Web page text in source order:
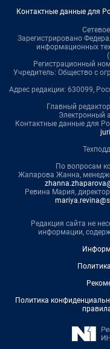
Контактные данные для
Зарегистрировано
информационных
Регистрационный
Учредитель: Общество с
Адрес редакции: 630099,
Главный
Электронный
Контактные данные для
По вопросам
Жапарова Жанна,
Ревина Мария,
Редакция сайта не
информации,
Политика